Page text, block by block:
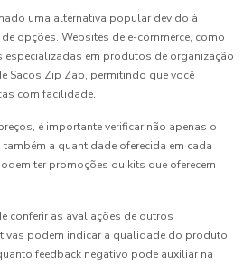
uma alternativa popular devido à
opções. Websites de e-commerce, como
especializadas em produtos de organização
Sacos Zip Zap, permitindo que você
com facilidade.
é importante verificar não apenas o
a quantidade oferecida em cada
ter promoções ou kits que oferecem
conferir as avaliações de outros
podem indicar a qualidade do produto
feedback negativo pode auxiliar na